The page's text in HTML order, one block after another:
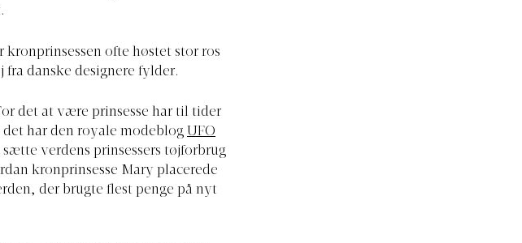
ofte høstet stor ros
danske designere fylder.
det at være prinsesse har til tider
har den royale modeblog UFO
verdens prinsessers tøjforbrug
kronprinsesse Mary placerede
der brugte flest penge på nyt